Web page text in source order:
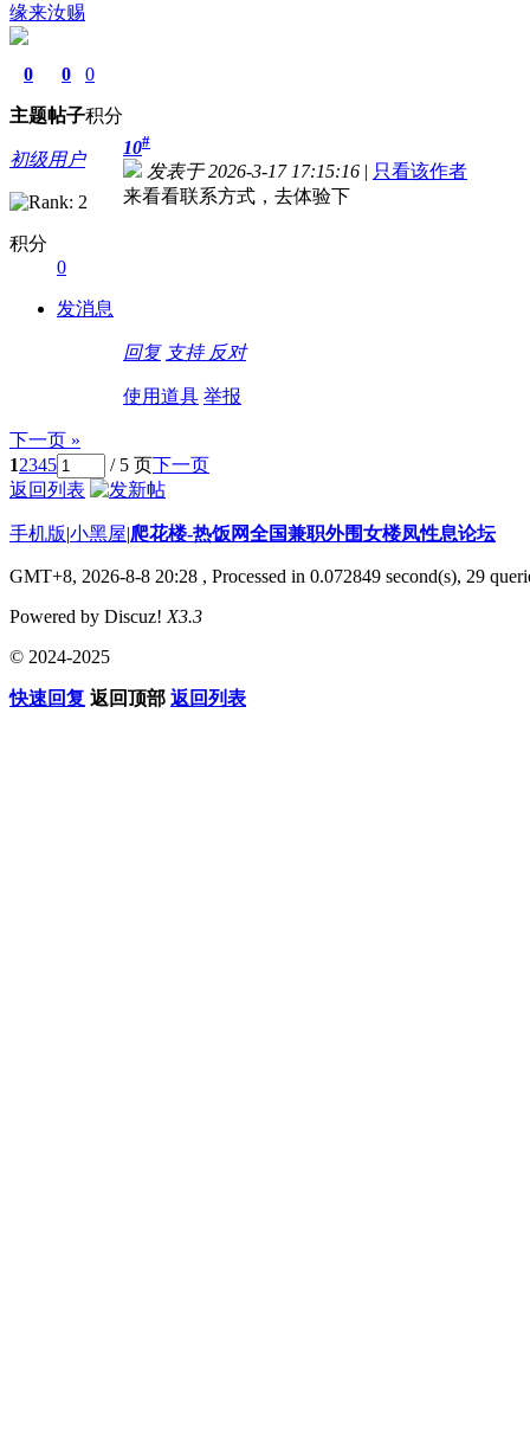
缘来汝赐
0
主题
0
帖子
0
积分
初级用户
积分
0
发消息
10#
发表于 2026-3-17 17:15:16 | 只看该作者
来看看联系方式，去体验下
回复 支持 反对
使用道具 举报
下一页 »
12345 / 5 页下一页
返回列表
手机版|小黑屋|爬花楼-热饭网全国兼职外围女楼凤性息论坛
GMT+8, 2026-8-8 20:28 , Processed in 0.072849 second(s), 29
Powered by Discuz! X3.3
© 2024-2025
快速回复 返回顶部 返回列表